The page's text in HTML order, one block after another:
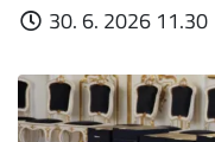
30. 6. 2026 11.30